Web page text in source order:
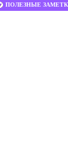
ПОЛЕЗНЫЕ